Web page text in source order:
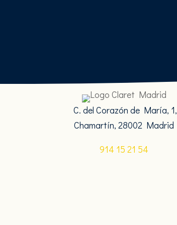
C. del Corazón de María, 1,
Chamartín, 28002 Madrid
914 15 21 54